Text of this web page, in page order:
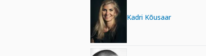
Kadri Kõusaar